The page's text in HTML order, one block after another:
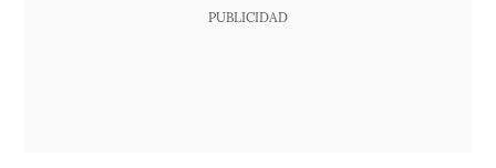
PUBLICIDAD